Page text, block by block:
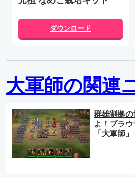
ダウンロード
大軍師の関連
群雄割拠
よ！ブラ
「大軍師」